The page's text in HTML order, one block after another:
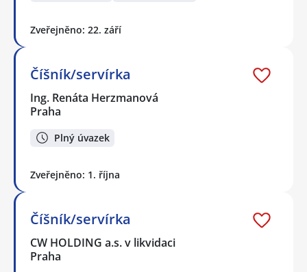
Zveřejněno: 22. září
Číšník/servírka
Ing. Renáta Herzmanová
Praha
Plný úvazek
Zveřejněno: 1. října
Číšník/servírka
CW HOLDING a.s. v likvidaci
Praha